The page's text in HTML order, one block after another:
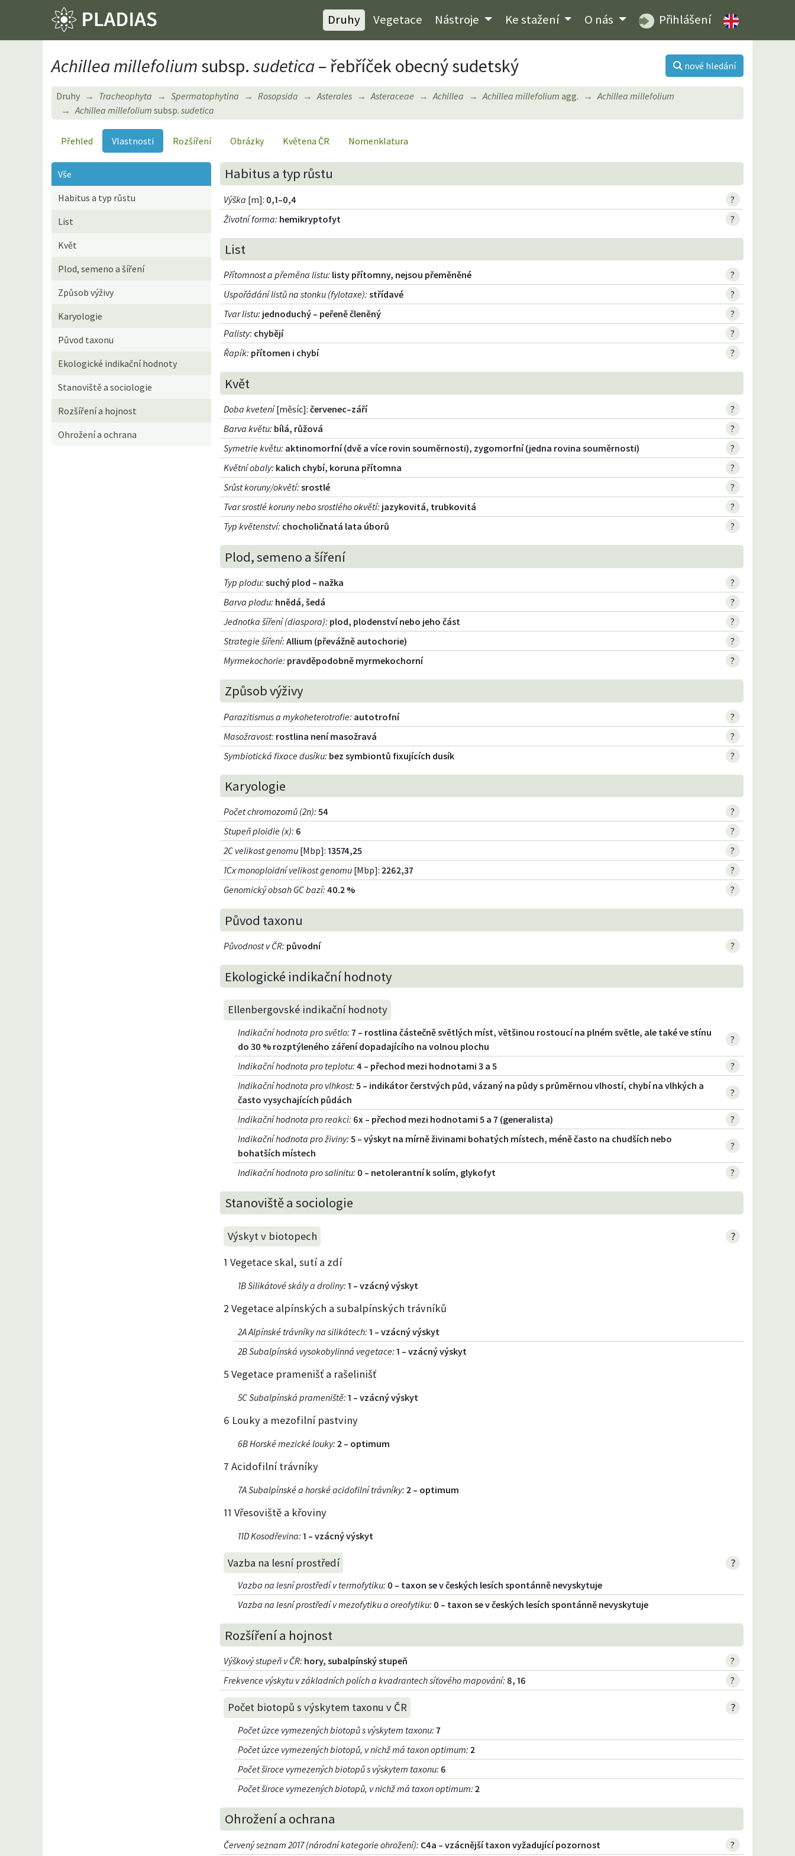
Druhy Vegetace Nástroje Ke stažení O nás Přihlášení
Achillea millefolium subsp. sudetica– řebříček obecný sudetský nové hledání
Druhy Tracheophyta Spermatophytina Rosopsida Asterales Asteraceae Achillea Achillea millefolium agg.
Achillea millefolium
Achillea millefolium subsp. sudetica
Přehled Vlastnosti Rozšíření Obrázky Květena ČR Nomenklatura
Vše
Habitus a typ růstu
List
Květ
Plod, semeno a šíření
Způsob výživy
Karyologie
Původ taxonu
Ekologické indikační hodnoty
Stanoviště a sociologie
Rozšíření a hojnost
Ohrožení a ochrana
Habitus a typ růstu
Výška [m]: 0,1–0,4
?
Životní forma: hemikryptofyt ?
List
Přítomnost a přeměna listu: listy přítomny, nejsou přeměněné
?
Uspořádání listů na stonku (fylotaxe): střídavé
?
Tvar listu: jednoduchý – peřeně členěný
?
Palisty: chybějí
?
Řapík: přítomen i chybí ?
Květ
Doba kvetení[měsíc]: červenec–září
?
Barva květu: bílá, růžová
?
Symetrie květu: aktinomorfní (dvě a více rovin souměrnosti), zygomorfní (jedna rovina souměrnosti)
?
Květní obaly: kalich chybí, koruna přítomna
?
Srůst koruny/okvětí: srostlé
?
Tvar srostlé koruny nebo srostlého okvětí: jazykovitá, trubkovitá
?
Typ květenství: chocholičnatá lata úborů ?
Plod, semeno a šíření
Typ plodu: suchý plod – nažka
?
Barva plodu: hnědá, šedá
?
Jednotka šíření (diaspora): plod, plodenství nebo jeho část
?
Strategie šíření: Allium (převážně autochorie)
?
Myrmekochorie: pravděpodobně myrmekochorní ?
Způsob výživy
Parazitismus a mykoheterotrofie: autotrofní
?
Masožravost: rostlina není masožravá
?
Symbiotická fixace dusíku: bez symbiontů fixujících dusík ?
Karyologie
Počet chromozomů (2n): 54
?
Stupeň ploidie (x): 6
?
2C velikost genomu [Mbp]: 13574,25
?
1Cx monoploidní velikost genomu [Mbp]: 2262,37
?
Genomický obsah GC bazí: 40.2 % ?
Původ taxonu
Původnost v ČR: původní ?
Ekologické indikační hodnoty
Ellenbergovské indikační hodnoty
Indikační hodnota pro světlo: 7 – rostlina částečně světlých míst, většinou rostoucí na plném světle, ale také ve stínu
do 30 % rozptýleného záření dopadajícího na volnou plochu
?
Indikační hodnota pro teplotu: 4 – přechod mezi hodnotami 3 a 5
?
Indikační hodnota pro vlhkost: 5 – indikátor čerstvých půd, vázaný na půdy s průměrnou vlhostí, chybí na vlhkých a
často vysychajících půdách
?
Indikační hodnota pro reakci: 6x – přechod mezi hodnotami 5 a 7 (generalista)
?
Indikační hodnota pro živiny: 5 – výskyt na mírně živinami bohatých místech, méně často na chudších nebo
bohatších místech
?
Indikační hodnota pro salinitu: 0 – netolerantní k solím, glykofyt ?
Stanoviště a sociologie
Výskyt v biotopech
?
1 Vegetace skal, sutí a zdí
1B Silikátové skály a droliny: 1 – vzácný výskyt
2 Vegetace alpínských a subalpínských trávníků
2A Alpínské trávníky na silikátech: 1 – vzácný výskyt
2B Subalpínská vysokobylinná vegetace: 1 – vzácný výskyt
5 Vegetace pramenišť a rašelinišť
5C Subalpínská prameniště: 1 – vzácný výskyt
6 Louky a mezofilní pastviny
6B Horské mezické louky: 2 – optimum
7 Acidofilní trávníky
7A Subalpínské a horské acidofilní trávníky: 2 – optimum
11 Vřesoviště a křoviny
11D Kosodřevina: 1 – vzácný výskyt
Vazba na lesní prostředí ?
Vazba na lesní prostředí v termofytiku: 0 – taxon se v českých lesích spontánně nevyskytuje
Vazba na lesní prostředí v mezofytiku a oreofytiku: 0 – taxon se v českých lesích spontánně nevyskytuje
Rozšíření a hojnost
Výškový stupeň v ČR: hory, subalpínský stupeň
?
Frekvence výskytu v základních polích a kvadrantech síťového mapování: 8, 16 ?
Počet biotopů s výskytem taxonu v ČR ?
Počet úzce vymezených biotopů s výskytem taxonu: 7
Počet úzce vymezených biotopů, v nichž má taxon optimum: 2
Počet široce vymezených biotopů s výskytem taxonu: 6
Počet široce vymezených biotopů, v nichž má taxon optimum: 2
Ohrožení a ochrana
Červený seznam 2017 (národní kategorie ohrožení): C4a – vzácnější taxon vyžadující pozornost ?